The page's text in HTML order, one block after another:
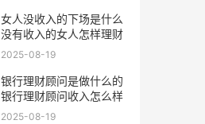
女人没收入的下场是什么
没有收入的女人怎样理财
2025-08-19
银行理财顾问是做什么的
银行理财顾问收入怎么样
2025-08-19